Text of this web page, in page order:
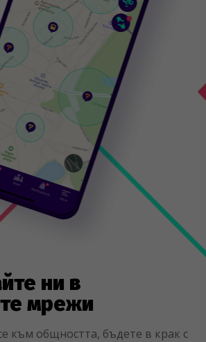
ни в
мрежи
към общността, бъдете в крак с